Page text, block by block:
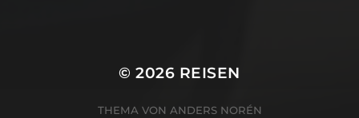
© 2026 REISEN
THEMA VON ANDERS NORÉN